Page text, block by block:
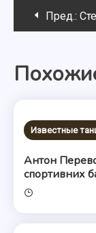
записям
Пред.: Степ или
Известные
Антон
спортивних